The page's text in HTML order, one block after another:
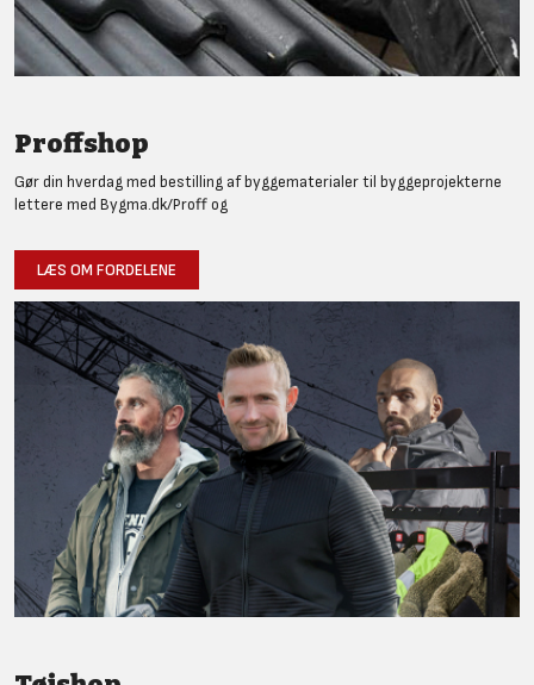
Proffshop
Gør din hverdag med bestilling af byggematerialer til byggeprojekterne
lettere med Bygma.dk/Proff og
LÆS OM FORDELENE